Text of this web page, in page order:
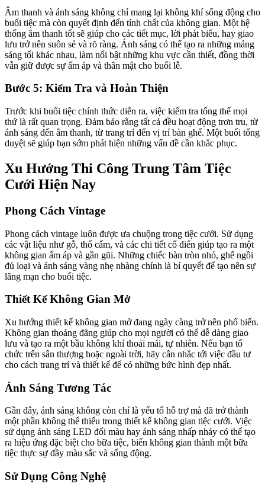
Âm thanh và ánh sáng không chỉ mang lại không khí sống động cho
buổi tiệc mà còn quyết định đến tính chất của không gian. Một hệ
thống âm thanh tốt sẽ giúp cho các tiết mục, lời phát biểu, hay giao
lưu trở nên suôn sẻ và rõ ràng. Ánh sáng có thể tạo ra những mảng
sáng tối khác nhau, làm nổi bật những khu vực cần thiết, đồng thời
vẫn giữ được sự ấm áp và thân mật cho buổi lễ.
Bước 5: Kiểm Tra và Hoàn Thiện
Trước khi buổi tiệc chính thức diễn ra, việc kiểm tra tổng thể mọi
thứ là rất quan trọng. Đảm bảo rằng tất cả đều hoạt động trơn tru, từ
ánh sáng đến âm thanh, từ trang trí đến vị trí bàn ghế. Một buổi tổng
duyệt sẽ giúp bạn sớm phát hiện những vấn đề cần khắc phục.
Xu Hướng Thi Công Trung Tâm Tiệc
Cưới Hiện Nay
Phong Cách Vintage
Phong cách vintage luôn được ưa chuộng trong tiệc cưới. Sử dụng
các vật liệu như gỗ, thổ cẩm, và các chi tiết cổ điển giúp tạo ra một
không gian ấm áp và gần gũi. Những chiếc bàn tròn nhỏ, ghế ngồi
đủ loại và ánh sáng vàng nhẹ nhàng chính là bí quyết để tạo nên sự
lãng mạn cho buổi tiệc.
Thiết Kế Không Gian Mở
Xu hướng thiết kế không gian mở đang ngày càng trở nên phổ biến.
Không gian thoáng đãng giúp cho mọi người có thể dễ dàng giao
lưu và tạo ra một bầu không khí thoải mái, tự nhiên. Nếu bạn tổ
chức trên sân thượng hoặc ngoài trời, hãy cân nhắc tới việc đầu tư
cho cách trang trí và thiết kế để có những bức hình đẹp nhất.
Ánh Sáng Tương Tác
Gần đây, ánh sáng không còn chỉ là yếu tố hỗ trợ mà đã trở thành
một phần không thể thiếu trong thiết kế không gian tiệc cưới. Việc
sử dụng ánh sáng LED đổi màu hay ánh sáng nhấp nháy có thể tạo
ra hiệu ứng đặc biệt cho bữa tiệc, biến không gian thành một bữa
tiệc thực sự đầy màu sắc và sống động.
Sử Dụng Công Nghệ